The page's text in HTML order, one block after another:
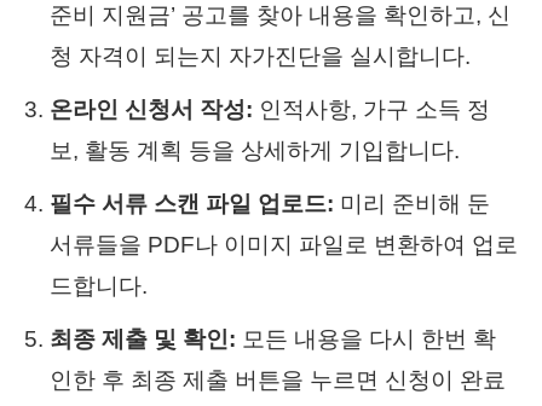
준비 지원금’ 공고를 찾아 내용을 확인하고, 신
청 자격이 되는지 자가진단을 실시합니다.
온라인 신청서 작성: 인적사항, 가구 소득 정
보, 활동 계획 등을 상세하게 기입합니다.
필수 서류 스캔 파일 업로드: 미리 준비해 둔
서류들을 PDF나 이미지 파일로 변환하여 업로
드합니다.
최종 제출 및 확인: 모든 내용을 다시 한번 확
인한 후 최종 제출 버튼을 누르면 신청이 완료